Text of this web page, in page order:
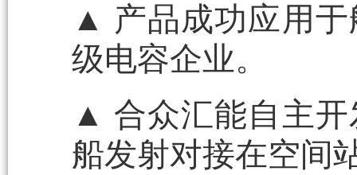
▲ 产品成功应用于
级电容企业。
▲ 合众汇能自主开
船发射对接在空间